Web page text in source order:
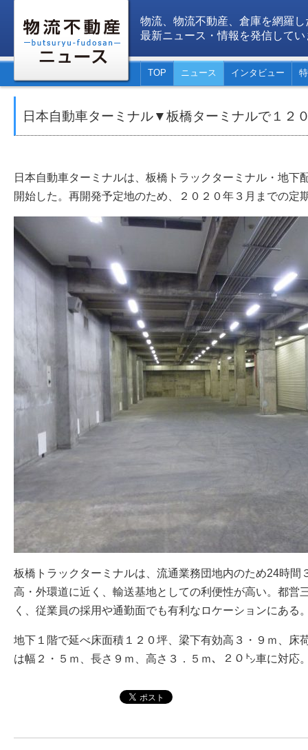
物流、物流不動産、倉庫を網羅し
最新ニュース・情報を発信してい
TOP ニュース インタビュー
日本自動車ターミナル▼板橋ターミナルで１２
日本自動車ターミナルは、板橋トラックターミナル・地下
開始した。再開発予定地のため、２０２０年３月までの定
板橋トラックターミナルは、流通業務団地内のため24時間
高・外環道に近く、輸送基地としての利便性が高い。都営
く、従業員の採用や通勤面でも有利なロケーションにある
地下１階で延べ床面積１２０坪、梁下有効高３・９ｍ、床
は幅２・５ｍ、長さ９ｍ、高さ３．５ｍ、２０㌧車に対応